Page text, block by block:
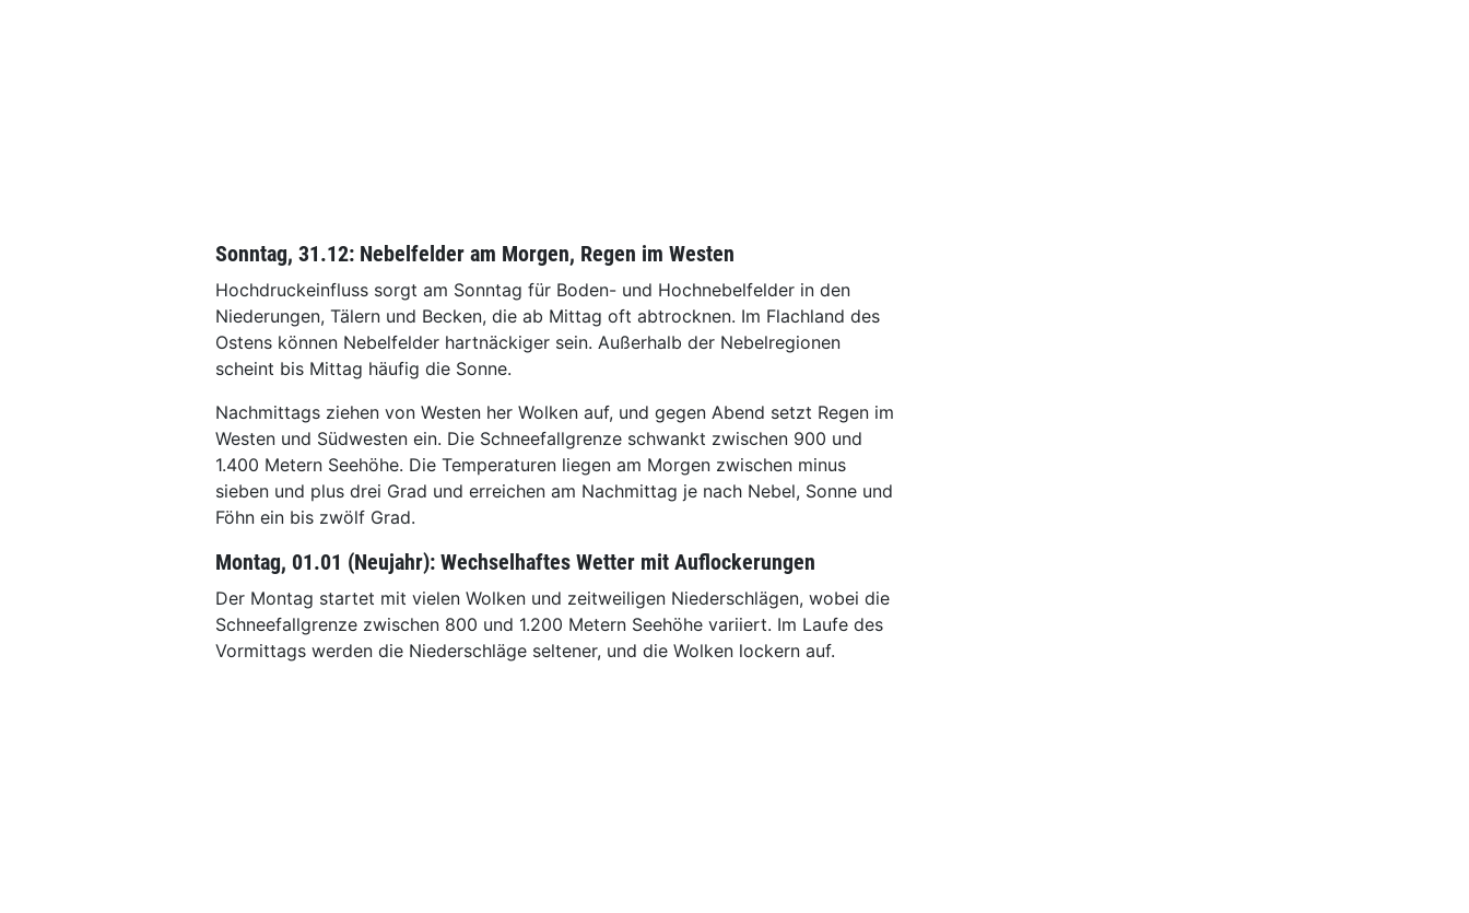
Sonntag, 31.12: Nebelfelder am Morgen, Regen im Westen
Hochdruckeinfluss sorgt am Sonntag für Boden- und Hochnebelfelder in den
Niederungen, Tälern und Becken, die ab Mittag oft abtrocknen. Im Flachland des
Ostens können Nebelfelder hartnäckiger sein. Außerhalb der Nebelregionen
scheint bis Mittag häufig die Sonne.
Nachmittags ziehen von Westen her Wolken auf, und gegen Abend setzt Regen im
Westen und Südwesten ein. Die Schneefallgrenze schwankt zwischen 900 und
1.400 Metern Seehöhe. Die Temperaturen liegen am Morgen zwischen minus
sieben und plus drei Grad und erreichen am Nachmittag je nach Nebel, Sonne und
Föhn ein bis zwölf Grad.
Montag, 01.01 (Neujahr): Wechselhaftes Wetter mit Auflockerungen
Der Montag startet mit vielen Wolken und zeitweiligen Niederschlägen, wobei die
Schneefallgrenze zwischen 800 und 1.200 Metern Seehöhe variiert. Im Laufe des
Vormittags werden die Niederschläge seltener, und die Wolken lockern auf.